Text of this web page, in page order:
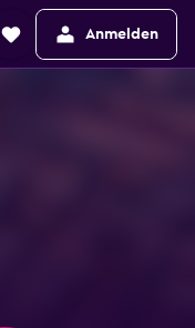
Anmelden